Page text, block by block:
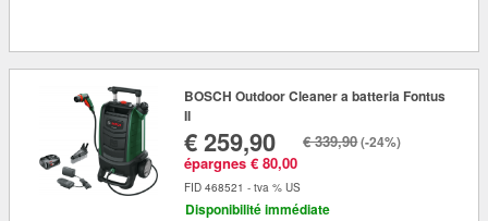
BOSCH Outdoor Cleaner a batteria Fontus
II
€ 259,90
épargnes € 80,00
€ 339,90(-24%)
FID 468521 - tva % US
Disponibilité immédiate